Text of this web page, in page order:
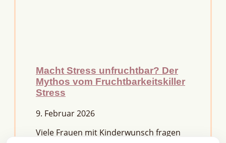
Macht Stress unfruchtbar? Der
Mythos vom Fruchtbarkeitskiller
Stress
9. Februar 2026
Viele Frauen mit Kinderwunsch fragen